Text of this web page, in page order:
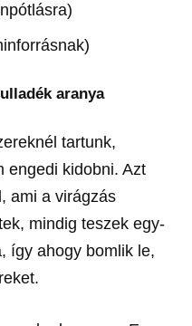
aranya
tartunk,
engedi kidobni. Azt
ami a virágzás
mindig teszek egy-
így ahogy bomlik le,